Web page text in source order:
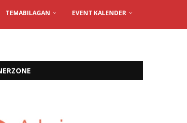
TEMABILAGAN EVENT KALENDER